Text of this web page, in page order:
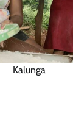
Kalunga